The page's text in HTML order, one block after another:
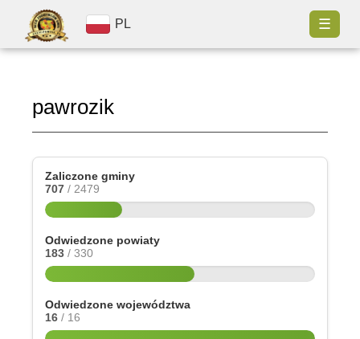
PL ☰
pawrozik
Zaliczone gminy
707 / 2479
Odwiedzone powiaty
183 / 330
Odwiedzone województwa
16 / 16